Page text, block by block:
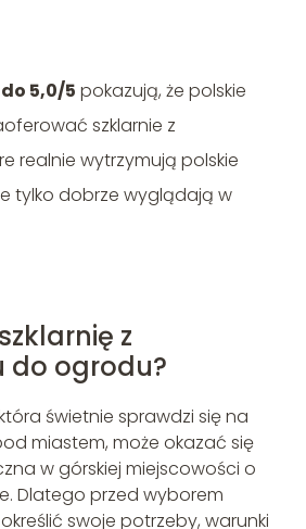
5,0/5 pokazują, że polskie
szklarnie z
realnie wytrzymują polskie
tylko dobrze wyglądają w
z
do ogrodu?
świetnie sprawdzi się na
miastem, może okazać się
w górskiej miejscowości o
Dlatego przed wyborem
swoje potrzeby, warunki